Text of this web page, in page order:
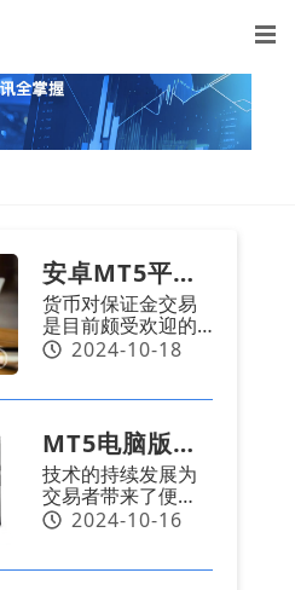
安卓MT5平
台：货币对保
证金交易技巧
货币对保证金交易
是目前颇受欢迎的
一种投资方式，它
的个人情况来定
制。要精通这些技
巧，必须掌握相应
的交易策略。安卓
MT5平台提供了丰
您深入了解保证金
2024-10-18
MT5电脑版下
载：砖型图交
易的利与弊
技术的持续发展为
交易者带来了便
利，迈达克公司推
2024-10-16